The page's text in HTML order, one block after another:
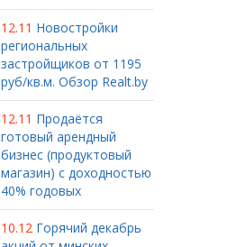
12.11 Новостройки
региональных
застройщиков от 1195
руб/кв.м. Обзор Realt.by
12.11 Продаётся
готовый арендный
бизнес (продуктовый
магазин) с доходностью
40% годовых
10.12 Горячий декабрь